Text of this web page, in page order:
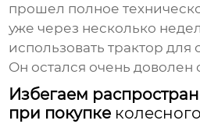
прошел полное
уже через несколько
использовать трактор для
Он остался очень доволен
Избегаем
при покупке